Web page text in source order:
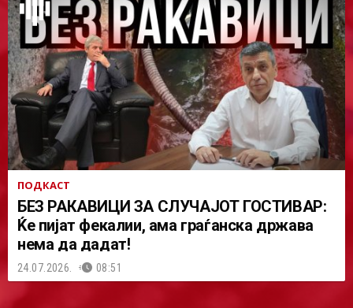
ПОДКАСТ
БЕЗ РАКАВИЦИ ЗА СЛУЧАЈОТ ГОСТИВАР:
Ќе пијат фекалии, ама граѓанска држава
нема да дадат!
24.07.2026. 08:51